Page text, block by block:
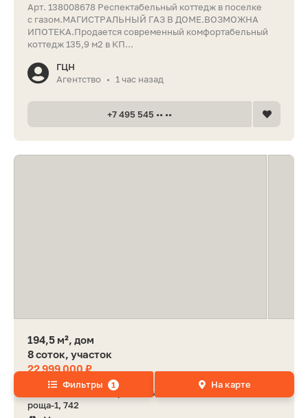
Арт. 138008678 Респектабельный коттедж в поселке
с газом.МАГИСТРАЛЬНЫЙ ГАЗ В ДОМЕ.ВОЗМОЖНА
ИПОТЕКА.Продается соврeмeнный комфортабельный
коттедж 135,9 м2 в КП...
ГЦН
Агентство
• 1 час назад
+7 495 545 •• ••
194,5 м², дом
8 соток, участок
22 999 000 ₽
Одинцовский ГО, деревня Сивково, КП Зелёная
роща-1, 742
Фильтры 1 На карте